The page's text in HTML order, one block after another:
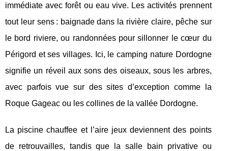
immédiate avec forêt ou eau vive. Les activités prennent
tout leur sens : baignade dans la rivière claire, pêche sur
le bord riviere, ou randonnées pour sillonner le cœur du
Périgord et ses villages. Ici, le camping nature Dordogne
signifie un réveil aux sons des oiseaux, sous les arbres,
avec parfois vue sur des sites d’exception comme la
Roque Gageac ou les collines de la vallée Dordogne.
La piscine chauffee et l’aire jeux deviennent des points
de retrouvailles, tandis que la salle bain privative ou